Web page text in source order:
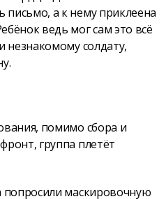
а к нему приклеена
ведь мог сам это всё
незнакомому солдату,
помимо сбора и
группа плетёт
попросили маскировочную